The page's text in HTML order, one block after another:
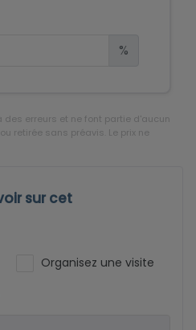
%
des erreurs et ne font partie d'aucun
retirée sans préavis. Le prix ne
sur cet
Organisez une visite